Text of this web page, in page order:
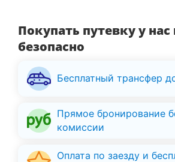
Покупать путевку у
безопасно
Бесплатный трансфер
Прямое бронирование
комиссии
Оплата по заезду и